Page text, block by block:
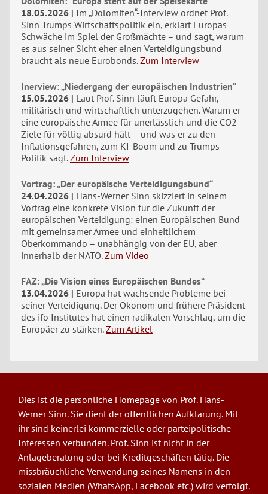
18.05.2026
Im „Dolomiten“-Interview ordnet Prof.
Sinn Trumps Wirtschaftspolitik ein, erklärt Europas
Schwäche im Spiel der Großmächte – und sagt, warum
es aus seiner Sicht eher einen Verteidigungsbund
braucht als neue Eurobonds. Zum Interview
Inerview: „Niedergang der europäischen Industrien“
15.05.2026
Laut Prof. Sinn läuft Europa Gefahr,
militärisch und wirtschaftlich unterzugehen. Warum er
eine europäische Armee für unerlässlich und die CO2-
Ziele für völlig absurd hält – und was er zu den
Inflationsgefahren, zum KI-Boom und zu Trumps
Politik sagt. Zum Interview
Vortrag: „Der europäische Verteidigungsbund“
24.04.2026
Hans-Werner Sinn skizziert in seinem
Vortrag eine konkrete Vision für die Zukunft der
europäischen Verteidigung: einen Europäischen Bund
mit gemeinsamer Armee und einheitlichem
Oberkommando – unabhängig von der EU, aber
innerhalb der NATO. Zum Video
FAZ: „Die Vision eines Europäischen Bundes“
13.04.2026
Europa hat wachsende Probleme bei
seiner Verteidigung. Der Ökonom und frühere Präsident
des ifo Institutes hat einen radikalen Vorschlag, um die
Europäer zu stärken. Zum Artikel
Dies ist die persönliche Homepage von Prof. Hans-
Werner Sinn. Sie dient der öffentlichen Aufklärung. Mit
ihr sind keinerlei kommerzielle oder parteipolitische
Interessen verbunden. Prof. Sinn ist nicht in der
Anlageberatung oder bei Kreditgeschäften tätig. Die
missbräuchliche Verwendung seines Namens in den
sozialen Medien (WhatsApp, Facebook etc.) wird verfolgt.